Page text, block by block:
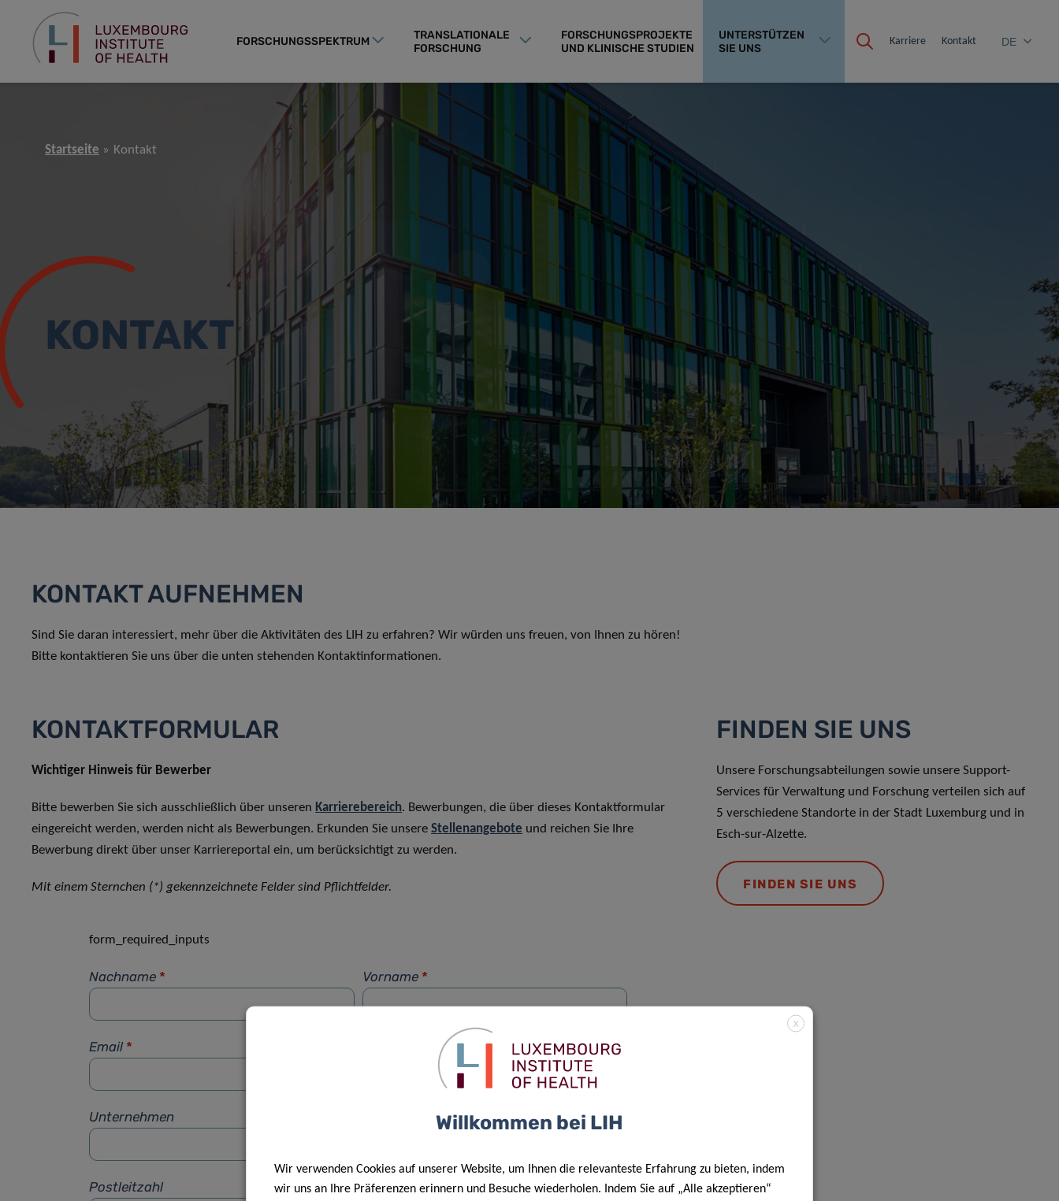
FORSCHUNGSSPEKTRUM
TRANSLATIONALE
FORSCHUNG
FORSCHUNGSPROJEKTE
UND KLINISCHE STUDIEN
UNTERSTÜTZEN
SIE UNS
Karriere Kontakt DE
Startseite Kontakt
KONTAKT
KONTAKT AUFNEHMEN
Sind Sie daran interessiert, mehr über die Aktivitäten des LIH zu erfahren? Wir würden uns freuen, von Ihnen zu hören!
Bitte kontaktieren Sie uns über die unten stehenden Kontaktinformationen.
KONTAKTFORMULAR
Wichtiger Hinweis für Bewerber
Bitte bewerben Sie sich ausschließlich über unseren Karrierebereich. Bewerbungen, die über dieses Kontaktformular
eingereicht werden, werden nicht als Bewerbungen. Erkunden Sie unsere Stellenangebote und reichen Sie Ihre
Bewerbung direkt über unser Karriereportal ein, um berücksichtigt zu werden.
Mit einem Sternchen (*) gekennzeichnete Felder sind Pflichtfelder.
form_required_inputs
Nachname * Vorname *
Email *
Unternehmen
Postleitzahl Straße
FINDEN SIE UNS
Unsere Forschungsabteilungen sowie unsere Support-
Services für Verwaltung und Forschung verteilen sich auf
5 verschiedene Standorte in der Stadt Luxemburg und in
Esch-sur-Alzette.
FINDEN SIE UNS
X
Willkommen bei LIH
Wir verwenden Cookies auf unserer Website, um Ihnen die relevanteste Erfahrung zu bieten, indem
wir uns an Ihre Präferenzen erinnern und Besuche wiederholen. Indem Sie auf „Alle akzeptieren“